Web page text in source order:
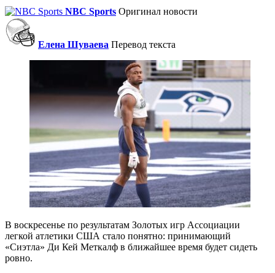
NBC Sports Оригинал новости
Елена Шуваева Перевод текста
В воскресенье по результатам Золотых игр Ассоциации
легкой атлетики США стало понятно: принимающий
«Сиэтла» Ди Кей Меткалф в ближайшее время будет сидеть
ровно.